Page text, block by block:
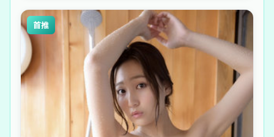
首推